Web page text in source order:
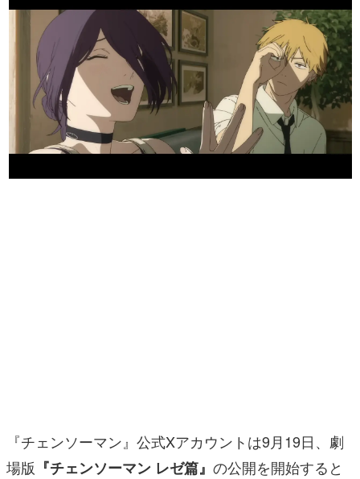
日本のモバイルゲーム史における主要なトピック・タイト
ルを網羅するほか、開発者へのインタビューや識者による
解説を掲載。約20年の歴史が一望できる決定版！
若ゲのいたり〜ゲームクリエイターの青春〜
『うつヌケ』『ペンと箸』等で知られるマンガ家・田中圭
一先生によるゲーム業界レポートマンガです。
なんでゲームは面白い？
ゲーム開発者・hamatsu氏がゲームの魅力を画面や操作の
具体的な形から解き明かしていく、硬派で骨太な評論連載
その他
電ファミニコゲーマーとは？
『チェンソーマン』公式Xアカウントは9月19日、劇
場版 『チェンソーマン レゼ篇』 の公開を開始すると